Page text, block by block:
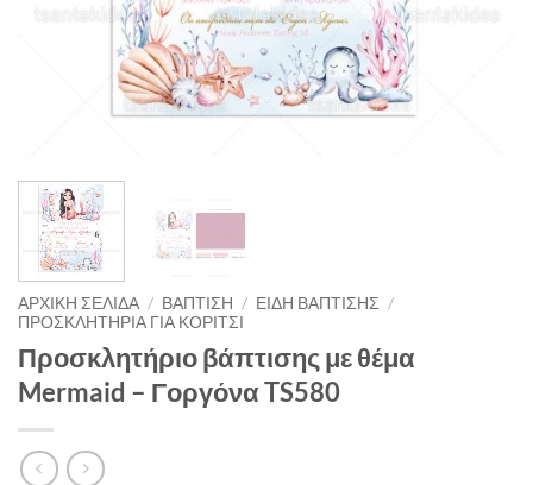
ΑΡΧΙΚΉ ΣΕΛΊΔΑ / ΒΑΠΤΙΣΗ / ΕΙΔΗ ΒΑΠΤΙΣΗΣ /
ΠΡΟΣΚΛΗΤΗΡΙΑ ΓΙΑ ΚΟΡΙΤΣΙ
Προσκλητήριο βάπτισης με θέμα
Mermaid – Γοργόνα TS580